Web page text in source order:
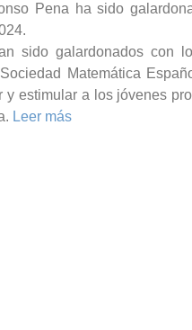
Pena ha sido
sido galardonados con
Matemática
y estimular a los jóvenes
Leer más